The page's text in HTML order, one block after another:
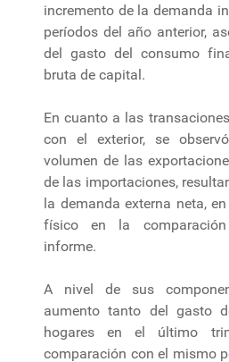
incremento de la demanda
períodos del año anterior,
del gasto del consumo
bruta de capital.
En cuanto a las
con el exterior, se
volumen de las
de las importaciones,
la demanda externa neta,
físico en la
informe.
A nivel de sus
aumento tanto del gasto
hogares en el último
comparación con el mismo